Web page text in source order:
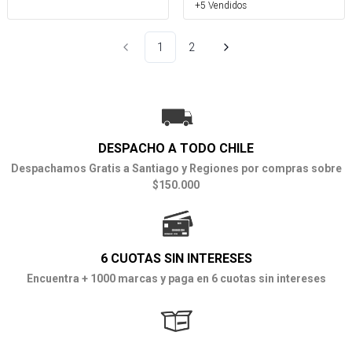
+5 Vendidos
1 2
DESPACHO A TODO CHILE
Despachamos Gratis a Santiago y Regiones por compras sobre
$150.000
6 CUOTAS SIN INTERESES
Encuentra + 1000 marcas y paga en 6 cuotas sin intereses